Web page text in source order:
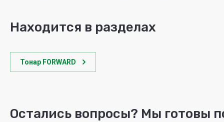
Находится в разделах
Тонар FORWARD
Остались вопросы? Мы готовы